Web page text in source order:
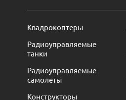
Квадрокоптеры
Радиоуправляемые
танки
Радиоуправляемые
самолеты
Конструкторы